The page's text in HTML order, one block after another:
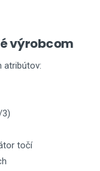
výrobcom
atribútov:
točí